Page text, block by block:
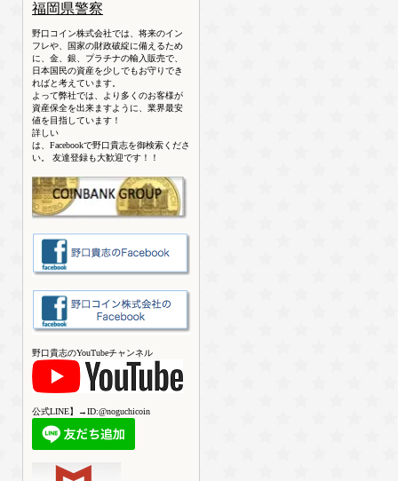
福岡県警察
野口コイン株式会社では、将来のイン
フレや、国家の財政破綻に備えるため
に、金、銀、プラチナの輸入販売で、
日本国民の資産を少しでもお守りでき
ればと考えています。
よって弊社では、より多くのお客様が
資産保全を出来ますように、業界最安
値を目指しています！
詳しい
は、Facebookで野口貴志を御検索くださ
い。 友達登録も大歓迎です！！
野口貴志のYouTubeチャンネル
公式LINE】→ID:@noguchicoin